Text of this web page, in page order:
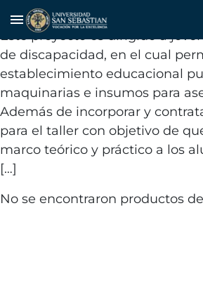
menu
Oportunidades de
Este proyecto es dirigido a
de discapacidad, en el cual
establecimiento educacional
maquinarias e insumos para
Además de incorporar y
para el taller con objetivo de
marco teórico y práctico a los
[…]
No se encontraron productos